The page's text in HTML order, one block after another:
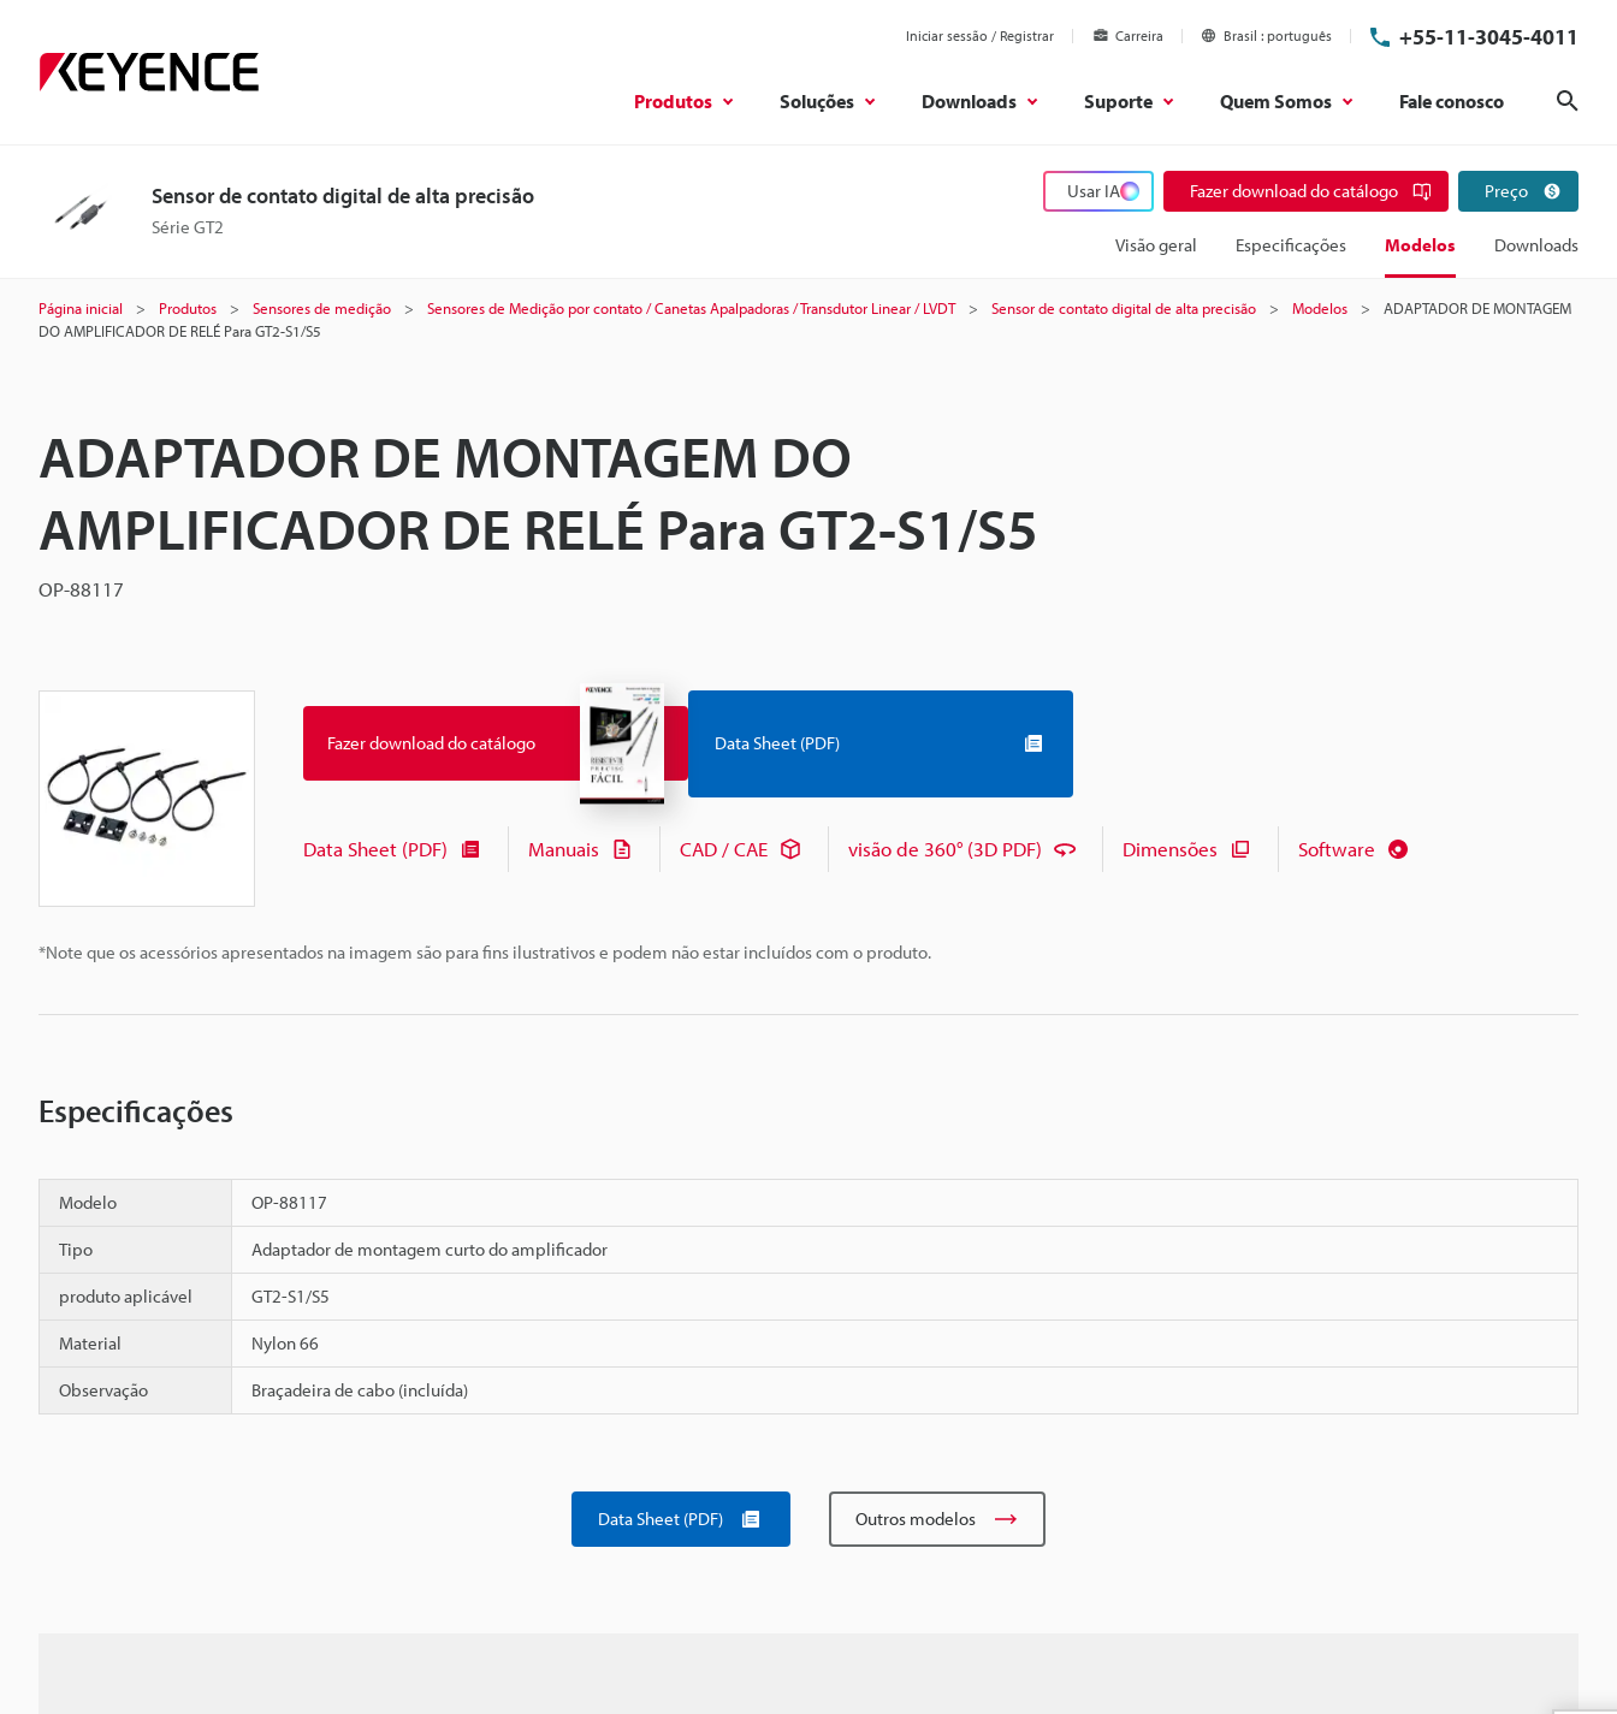
Iniciar sessão / Registrar Carreira Brasil português +55-11-3045-4011
Produtos Soluções Downloads Suporte Quem Somos Fale conosco
Sensor de contato digital de alta precisão
Série GT2
Usar IA Fazer download do catálogo Preço
Visão geral Especificações Modelos Downloads
Página inicial Produtos Sensores de medição Sensores de Medição por contato / Canetas Apalpadoras / Transdutor Linear / LVDT Sensor de contato digital de alta precisão Modelos
ADAPTADOR DE MONTAGEM
DO AMPLIFICADOR DE RELÉ Para GT2-S1/S5
ADAPTADOR DE MONTAGEM DO
AMPLIFICADOR DE RELÉ Para GT2-S1/S5
OP-88117
*Note que os acessórios apresentados na imagem são para fins ilustrativos e podem não estar incluídos com o produto.
Fazer download do catálogo Data Sheet (PDF)
Data Sheet (PDF) Manuais CAD / CAE visão de 360° (3D PDF) Dimensões Software
Especificações
Modelo OP-88117
Tipo Adaptador de montagem curto do amplificador
produto aplicável GT2-S1/S5
Material Nylon 66
Observação Braçadeira de cabo (incluída)
Data Sheet (PDF) Outros modelos